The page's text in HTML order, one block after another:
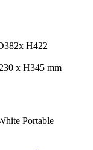
H422
x H345 mm